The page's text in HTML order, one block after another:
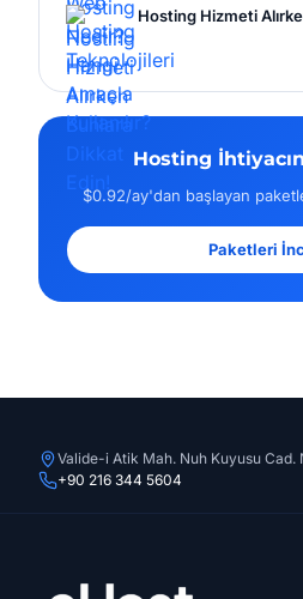
Hosting Hizmeti
Hosting
$0.92/ay'dan başlayan
Paketleri
Valide-i Atik Mah. Nuh Kuyusu Cad.
+90 216 344 5604